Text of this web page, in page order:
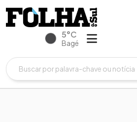
5°C
Bagé